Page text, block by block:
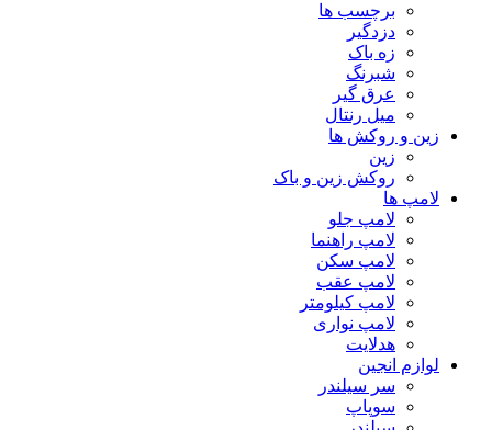
برچسب ها
دزدگیر
زه باک
شبرنگ
عرق گیر
میل رنتال
زین و روکش ها
زین
روکش زین و باک
لامپ ها
لامپ جلو
لامپ راهنما
لامپ سکن
لامپ عقب
لامپ کیلومتر
لامپ نواری
هدلایت
لوازم انجین
سر سیلندر
سوپاپ